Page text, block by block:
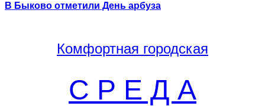
В Быково отметили День арбуза
Комфортная городская
С Р Е Д А